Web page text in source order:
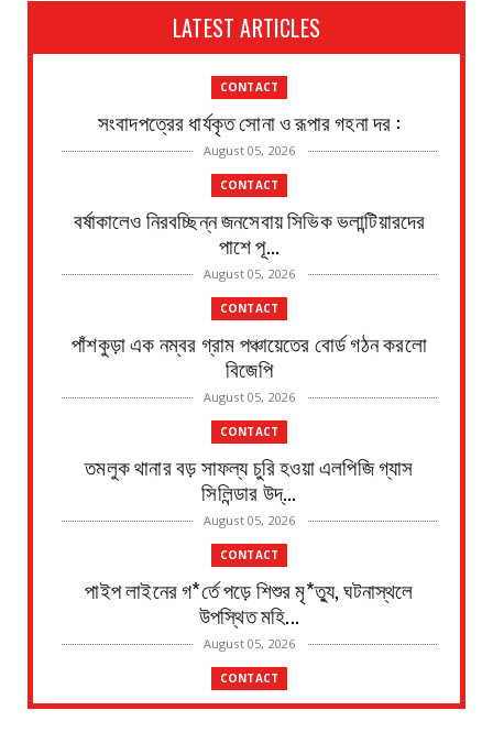
LATEST ARTICLES
CONTACT
সংবাদপত্রের ধার্যকৃত সোনা ও রূপার গহনা দর :
August 05, 2026
CONTACT
বর্ষাকালেও নিরবচ্ছিন্ন জনসেবায় সিভিক ভলান্টিয়ারদের
পাশে পূ...
August 05, 2026
CONTACT
পাঁশকুড়া এক নম্বর গ্রাম পঞ্চায়েতের বোর্ড গঠন করলো
বিজেপি
August 05, 2026
CONTACT
তমলুক থানার বড় সাফল্য চুরি হওয়া এলপিজি গ্যাস
সিলিন্ডার উদ্...
August 05, 2026
CONTACT
পাইপ লাইনের গ*র্তে পড়ে শিশুর মৃ*ত্যু, ঘটনাস্থলে
উপস্থিত মহি...
August 05, 2026
CONTACT
৫ ই আগস্ট শিবদাস ঘোষের ৫১তম স্মরণ দিবস জেলা জুড়ে